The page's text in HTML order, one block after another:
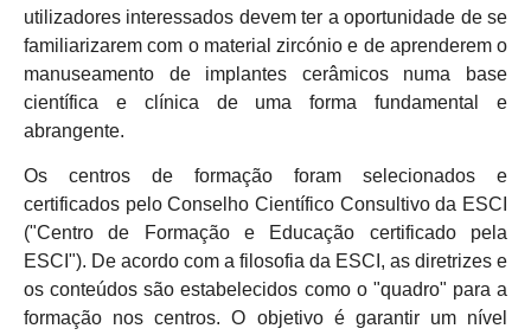
utilizadores interessados devem ter a oportunidade de se
familiarizarem com o material zircónio e de aprenderem o
manuseamento de implantes cerâmicos numa base
científica e clínica de uma forma fundamental e
abrangente.
Os centros de formação foram selecionados e
certificados pelo Conselho Científico Consultivo da ESCI
("Centro de Formação e Educação certificado pela
ESCI"). De acordo com a filosofia da ESCI, as diretrizes e
os conteúdos são estabelecidos como o "quadro" para a
formação nos centros. O objetivo é garantir um nível